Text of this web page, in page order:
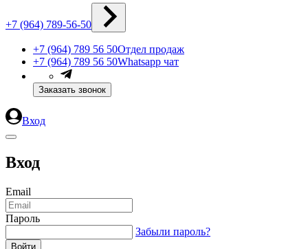
+7 (964) 789-56-50
+7 (964) 789 56 50Отдел продаж
+7 (964) 789 56 50Whatsapp чат
Заказать звонок
Вход
Вход
Email
Пароль
Забыли пароль?